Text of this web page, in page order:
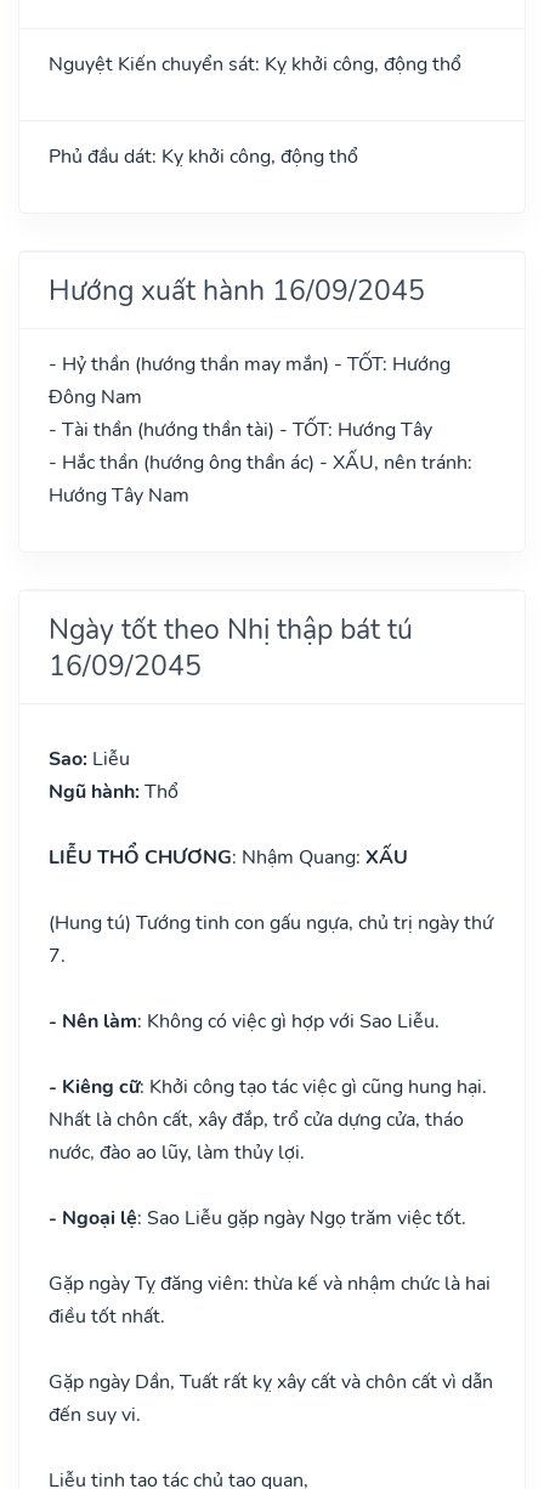
Nguyệt Kiến chuyển sát: Kỵ khởi công, động thổ
Phủ đầu dát: Kỵ khởi công, động thổ
Hướng xuất hành 16/09/2045
- Hỷ thần (hướng thần may mắn) - TỐT: Hướng
Đông Nam
- Tài thần (hướng thần tài) - TỐT: Hướng Tây
- Hắc thần (hướng ông thần ác) - XẤU, nên tránh:
Hướng Tây Nam
Ngày tốt theo Nhị thập bát tú
16/09/2045
Sao: Liễu
Ngũ hành: Thổ
LIỄU THỔ CHƯƠNG: Nhậm Quang: XẤU
(Hung tú) Tướng tinh con gấu ngựa, chủ trị ngày thứ
7.
- Nên làm: Không có việc gì hợp với Sao Liễu.
- Kiêng cữ: Khởi công tạo tác việc gì cũng hung hại.
Nhất là chôn cất, xây đắp, trổ cửa dựng cửa, tháo
nước, đào ao lũy, làm thủy lợi.
- Ngoại lệ: Sao Liễu gặp ngày Ngọ trăm việc tốt.
Gặp ngày Tỵ đăng viên: thừa kế và nhậm chức là hai
điều tốt nhất.
Gặp ngày Dần, Tuất rất kỵ xây cất và chôn cất vì dẫn
đến suy vi.
Liễu tinh tạo tác chủ tao quan,